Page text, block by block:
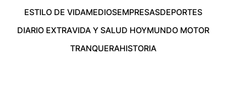
ESTILO DE VIDAMEDIOSEMPRESASDEPORTES
DIARIO EXTRAVIDA Y SALUD HOYMUNDO MOTOR
TRANQUERAHISTORIA